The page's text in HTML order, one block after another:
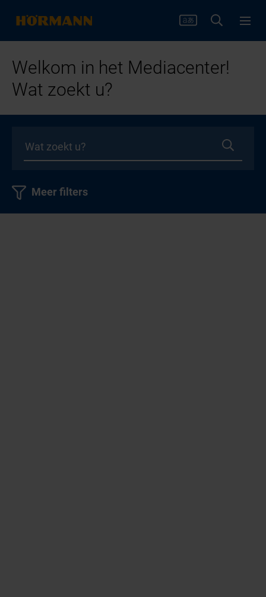
Welkom in het Mediacenter!
Wat zoekt u?
Meer filters